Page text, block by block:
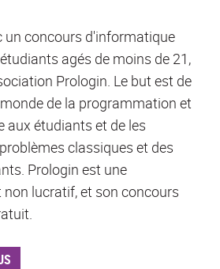
un concours d'informatique
agés de moins de 21,
Prologin. Le but est de
de la programmation et
aux étudiants et de les
classiques et des
Prologin est une
lucratif, et son concours